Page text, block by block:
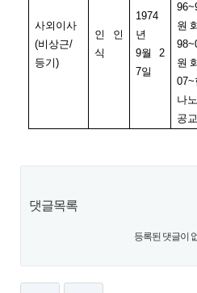
사외이사
(비상근/
등기)
인 인
식
1974
년
9월2
7일
원
원
07~
나
공
댓글목록
등록된 댓글이